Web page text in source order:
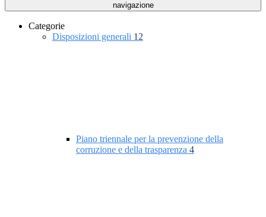
navigazione
Categorie
Disposizioni generali 12
Piano triennale per la prevenzione della
corruzione e della trasparenza 4